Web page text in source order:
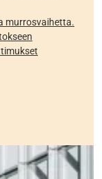
murrosvaihetta.